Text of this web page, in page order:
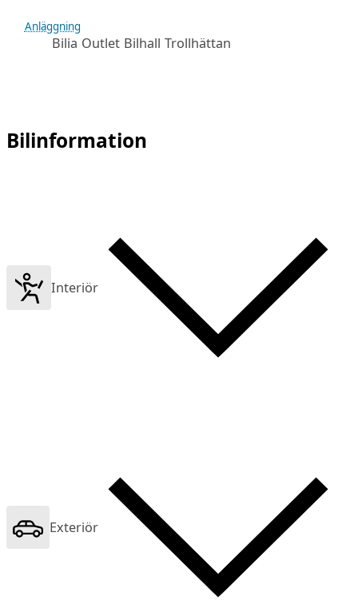
Anläggning
Bilia Outlet Bilhall Trollhättan
Bilinformation
Interiör
Exteriör